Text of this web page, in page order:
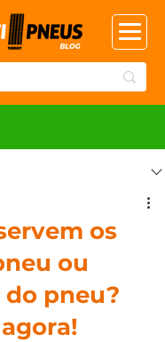
os
ou
pneu?